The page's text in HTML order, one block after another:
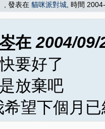
, 發表在 貓咪派對城 , 時間
在2004/
要好了
放棄吧
望下個月